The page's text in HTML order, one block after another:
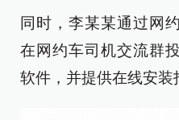
同时，李某某通过网
在网约车司机交流群
软件，并提供在线安装